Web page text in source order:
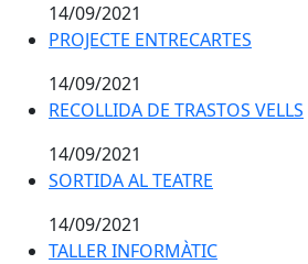
14/09/2021
PROJECTE ENTRECARTES
PROJECTE ENTRECARTES
14/09/2021
RECOLLIDA DE TRASTOS VELLS
RECOLLIDA DE TRASTOS VELLS
14/09/2021
SORTIDA AL TEATRE
SORTIDA AL TEATRE
14/09/2021
TALLER INFORMÀTIC
TALLER INFORMÀTIC